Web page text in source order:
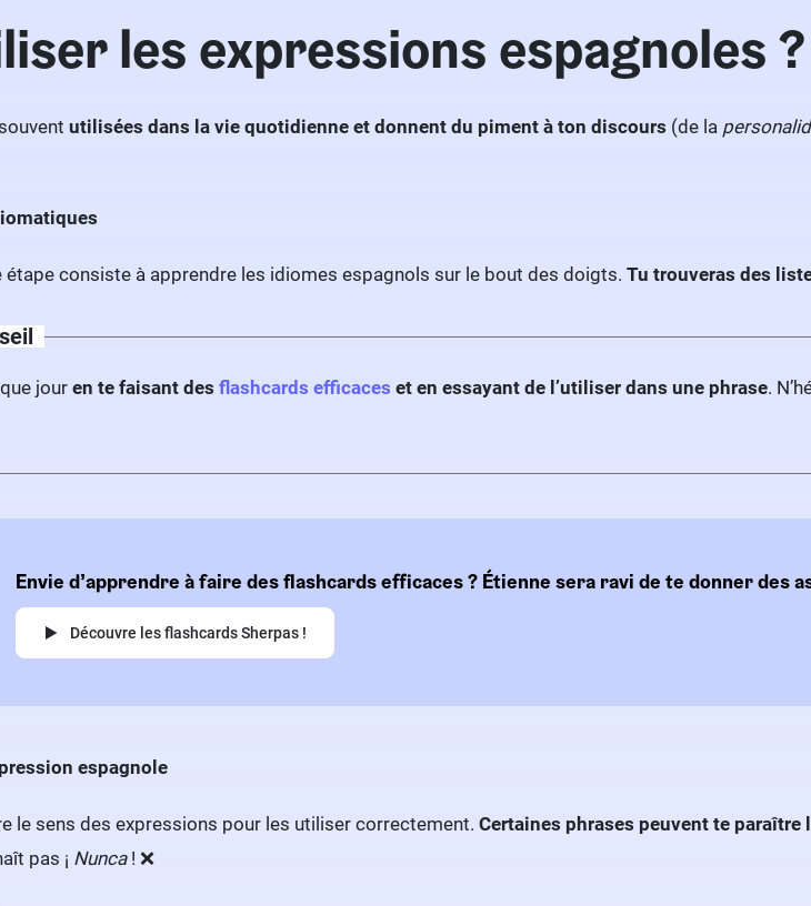
les expressions espagnoles
utilisées dans la vie quotidienne et donnent du piment à ton discours (de la
étape consiste à apprendre les idiomes espagnols sur le bout des doigts. Tu trouveras des
jouren te faisant des flashcards efficaces et en essayant de l’utiliser dans une phrase.
Envie d’apprendre à faire des flashcards efficaces ? Étienne sera ravi de te donner des
Découvre les flashcards Sherpas !
espagnole
le sens des expressions pour les utiliser correctement. Certaines phrases peuvent te paraître
pas ¡ Nunca! ❌